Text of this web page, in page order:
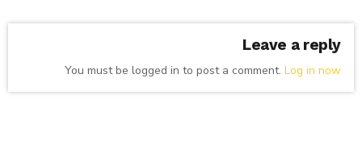
Leave a reply
You must be logged in to post a comment. Log in now